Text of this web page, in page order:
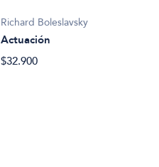
Richard Boleslavsky
Actuación
$32.900